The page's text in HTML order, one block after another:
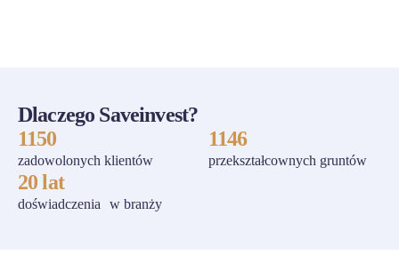
Dlaczego Saveinvest?
1150
zadowolonych klientów
1146
przekształcownych gruntów
20 lat
doświadczenia w branży